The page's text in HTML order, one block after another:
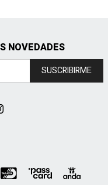
NOVEDADES
SUSCRIBIRME